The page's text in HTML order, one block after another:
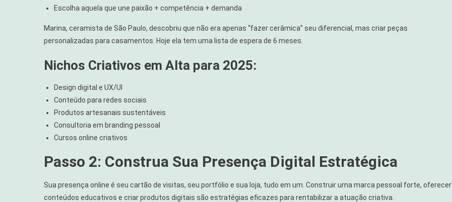
Escolha aquela que une paixão + competência + demanda
Marina, ceramista de São Paulo, descobriu que não era apenas “fazer cerâmica” seu diferencial, mas criar peças
personalizadas para casamentos. Hoje ela tem uma lista de espera de 6 meses.
Nichos Criativos em Alta para 2025:
Design digital e UX/UI
Conteúdo para redes sociais
Produtos artesanais sustentáveis
Consultoria em branding pessoal
Cursos online criativos
Passo 2: Construa Sua Presença Digital Estratégica
Sua presença online é seu cartão de visitas, seu portfólio e sua loja, tudo em um. Construir uma marca pessoal forte, oferecer
conteúdos educativos e criar produtos digitais são estratégias eficazes para rentabilizar a atuação criativa.